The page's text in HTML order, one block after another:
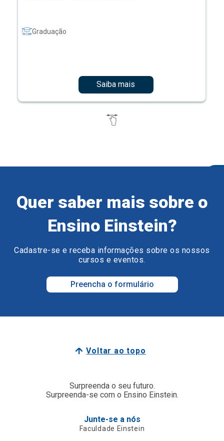
Graduação
Saiba mais
Quer saber mais sobre o
Ensino Einstein?
Cadastre-se e receba informações sobre os nossos
cursos e eventos.
Preencha o formulário
Voltar ao topo
Surpreenda o seu futuro.
Surpreenda-se com o Ensino Einstein.
Junte-se a nós
Faculdade Einstein